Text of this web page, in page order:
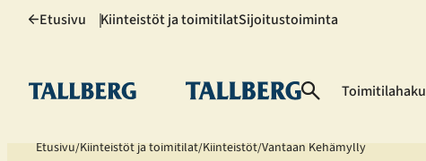
SiirryEtusivu Kiinteistöt ja toimitilatSijoitustoiminta
Toimitilahaku
Etusivu Kiinteistöt ja toimitilat Kiinteistöt Vantaan Kehämylly